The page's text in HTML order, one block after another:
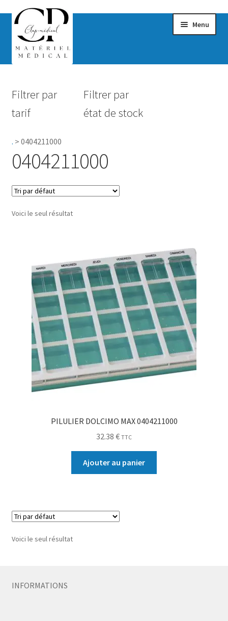
Menu
Hygiène
Accessoires Salle de bain
Pro.
0.00 €
Filtrer par
tarif
Filtrer par
état de stock
. > 0404211000
0404211000
Voici le seul résultat
PILULIER DOLCIMO MAX 0404211000
32.38 € TTC
Ajouter au panier
Voici le seul résultat
INFORMATIONS